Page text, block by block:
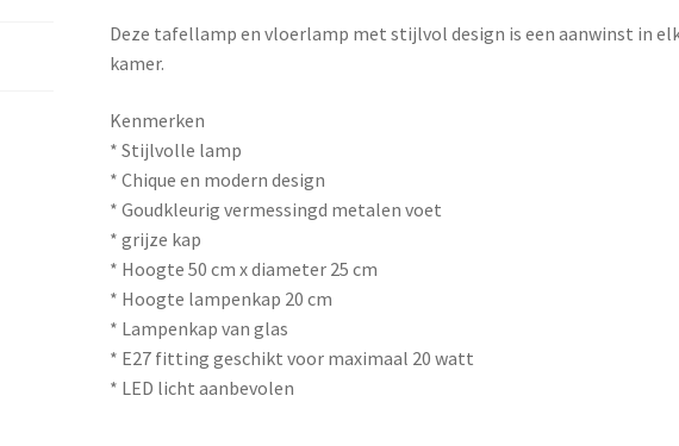
Deze tafellamp en vloerlamp met stijlvol design is een aanwinst in
kamer.
Kenmerken
* Stijlvolle lamp
* Chique en modern design
* Goudkleurig vermessingd metalen voet
* grijze kap
* Hoogte 50 cm x diameter 25 cm
* Hoogte lampenkap 20 cm
* Lampenkap van glas
* E27 fitting geschikt voor maximaal 20 watt
* LED licht aanbevolen